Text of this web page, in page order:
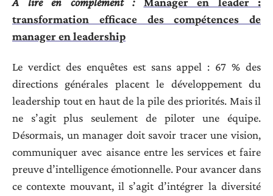
transformation efficace des compétences de
manager en leadership
Le verdict des enquêtes est sans appel : 67 % des
directions générales placent le développement du
leadership tout en haut de la pile des priorités. Mais il
ne s’agit plus seulement de piloter une équipe.
Désormais, un manager doit savoir tracer une vision,
communiquer avec aisance entre les services et faire
preuve d’intelligence émotionnelle. Pour avancer dans
ce contexte mouvant, il s’agit d’intégrer la diversité